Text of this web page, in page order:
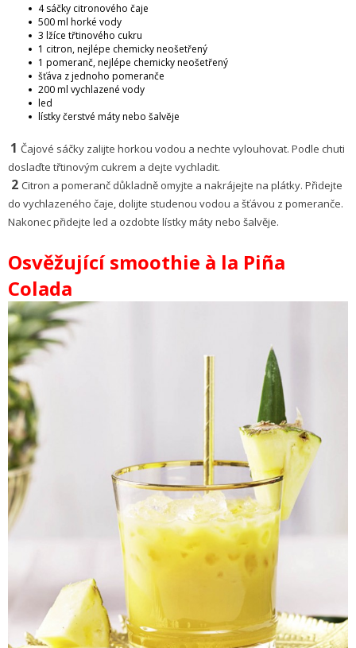
4 sáčky citronového čaje
500 ml horké vody
3 lžíce třtinového cukru
1 citron, nejlépe chemicky neošetřený
1 pomeranč, nejlépe chemicky neošetřený
šťáva z jednoho pomeranče
200 ml vychlazené vody
led
lístky čerstvé máty nebo šalvěje
1 Čajové sáčky zalijte horkou vodou a nechte vylouhovat. Podle chuti
doslaďte třtinovým cukrem a dejte vychladit.
2 Citron a pomeranč důkladně omyjte a nakrájejte na plátky. Přidejte
do vychlazeného čaje, dolijte studenou vodou a šťávou z pomeranče.
Nakonec přidejte led a ozdobte lístky máty nebo šalvěje.
Osvěžující smoothie à la Piña
Colada